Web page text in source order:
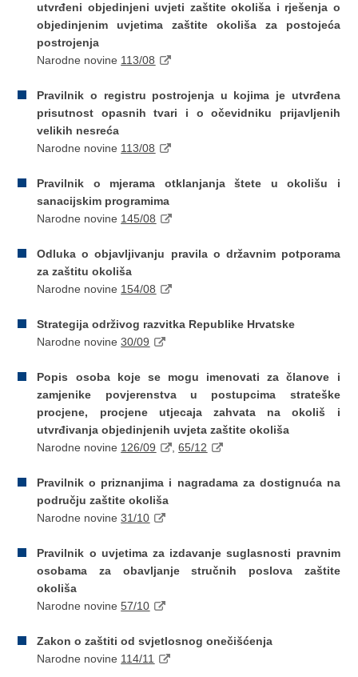
utvrđeni objedinjeni uvjeti zaštite okoliša i rješenja o
objedinjenim uvjetima zaštite okoliša za postojeća
postrojenja
Narodne novine 113/08
Pravilnik o registru postrojenja u kojima je utvrđena
prisutnost opasnih tvari i o očevidniku prijavljenih
velikih nesreća
Narodne novine 113/08
Pravilnik o mjerama otklanjanja štete u okolišu i
sanacijskim programima
Narodne novine 145/08
Odluka o objavljivanju pravila o državnim potporama
za zaštitu okoliša
Narodne novine 154/08
Strategija održivog razvitka Republike Hrvatske
Narodne novine30/09
Popis osoba koje se mogu imenovati za članove i
zamjenike povjerenstva u postupcima strateške
procjene, procjene utjecaja zahvata na okoliš i
utvrđivanja objedinjenih uvjeta zaštite okoliša
Narodne novine 126/09 ,65/12
Pravilnik o priznanjima i nagradama za dostignuća na
području zaštite okoliša
Narodne novine31/10
Pravilnik o uvjetima za izdavanje suglasnosti pravnim
osobama za obavljanje stručnih poslova zaštite
okoliša
Narodne novine57/10
Zakon o zaštiti od svjetlosnog onečišćenja
Narodne novine 114/11